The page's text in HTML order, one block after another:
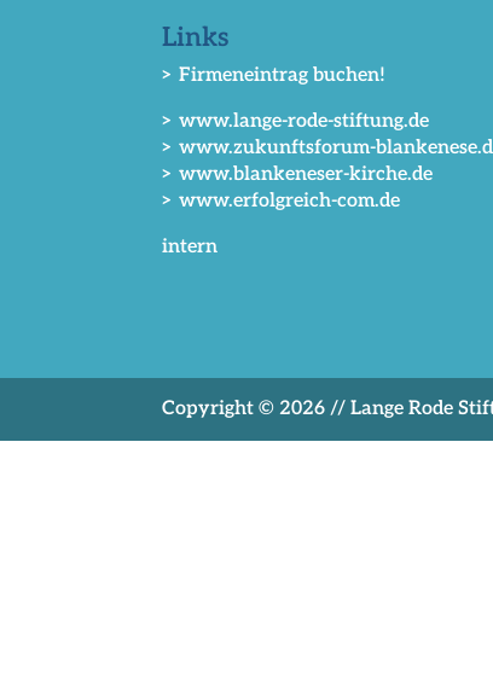
Links
> Firmeneintrag buchen!
> www.lange-rode-stiftung.de
> www.zukunftsforum-
> www.blankeneser-kirche.de
> www.erfolgreich-com.de
intern
Copyright © 2026 // Lange Rode